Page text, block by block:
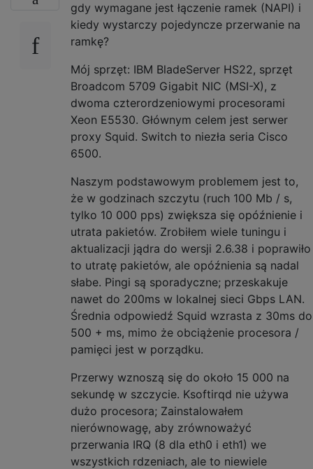
gdy wymagane jest łączenie ramek (NAPI) i
kiedy wystarczy pojedyncze przerwanie na
ramkę?
Mój sprzęt: IBM BladeServer HS22, sprzęt
Broadcom 5709 Gigabit NIC (MSI-X), z
dwoma czterordzeniowymi procesorami
Xeon E5530. Głównym celem jest serwer
proxy Squid. Switch to niezła seria Cisco
6500.
Naszym podstawowym problemem jest to,
że w godzinach szczytu (ruch 100 Mb / s,
tylko 10 000 pps) zwiększa się opóźnienie i
utrata pakietów. Zrobiłem wiele tuningu i
aktualizacji jądra do wersji 2.6.38 i poprawiło
to utratę pakietów, ale opóźnienia są nadal
słabe. Pingi są sporadyczne; przeskakuje
nawet do 200ms w lokalnej sieci Gbps LAN.
Średnia odpowiedź Squid wzrasta z 30ms do
500 + ms, mimo że obciążenie procesora /
pamięci jest w porządku.
Przerwy wznoszą się do około 15 000 na
sekundę w szczycie. Ksoftirqd nie używa
dużo procesora; Zainstalowałem
nierównowagę, aby zrównoważyć
przerwania IRQ (8 dla eth0 i eth1) we
wszystkich rdzeniach, ale to niewiele